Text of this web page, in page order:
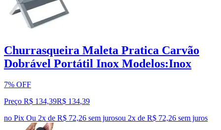
Churrasqueira Maleta Pratica Carvão
Dobrável Portátil Inox Modelos:Inox
7% OFF
Preço R$ 134,39R$ 134,39
no Pix Ou 2x de R$ 72,26 sem jurosou 2x de R$ 72,26 sem juros